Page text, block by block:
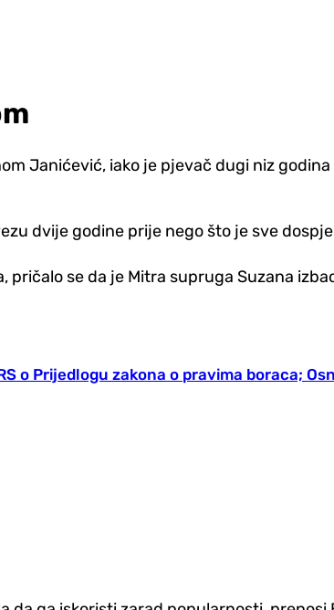
Janićević, iako je pjevač dugi niz
dvije godine prije nego što je sve
se da je Mitra supruga Suzana
o Prijedlogu zakona o pravima boraca;